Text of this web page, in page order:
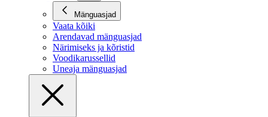
Mänguasjad
Vaata kõiki
Arendavad mänguasjad
Närimiseks ja kõristid
Voodikarussellid
Uneaja mänguasjad